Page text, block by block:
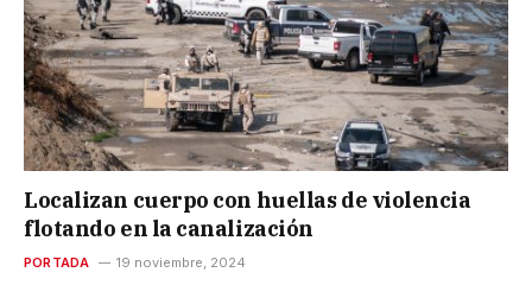
Localizan cuerpo con huellas de violencia
flotando en la canalización
PORTADA 19 noviembre, 2024